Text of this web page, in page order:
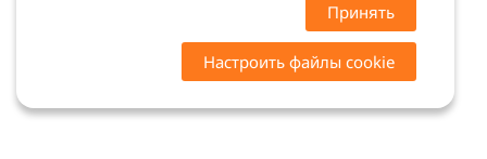
Принять
Настроить файлы cookie